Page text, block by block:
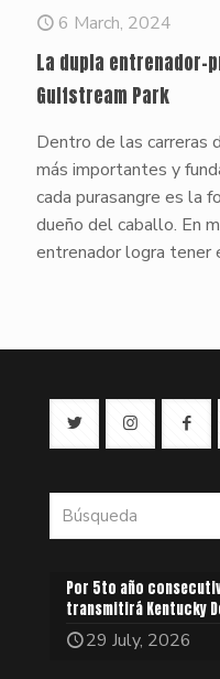
6 March, 2024
La dupla entrenador-
Gulfstream Park
Dentro de las carreras
más importantes y
cada purasangre es la
dueño del caballo. En
entrenador logra tener
Por 5to año
transmitirá Kentucky
29 July, 2026